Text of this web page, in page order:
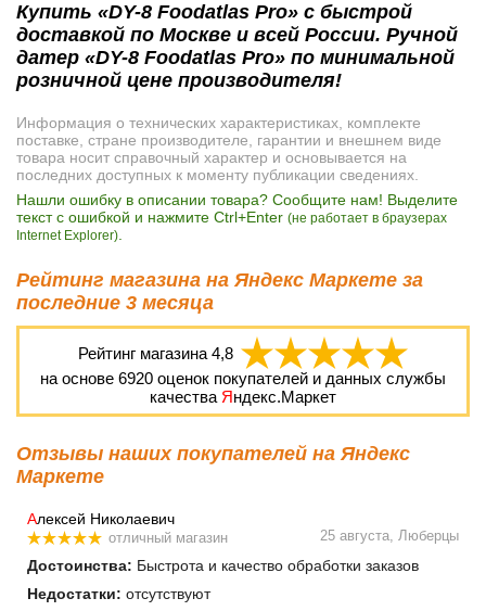
Купить «DY-8 Foodatlas Pro» с быстрой
доставкой по Москве и всей России. Ручной
датер «DY-8 Foodatlas Pro» по минимальной
розничной цене производителя!
Информация о технических характеристиках, комплекте
поставке, стране производителе, гарантии и внешнем виде
товара носит справочный характер и основывается на
последних доступных к моменту публикации сведениях.
Нашли ошибку в описании товара? Сообщите нам! Выделите
текст с ошибкой и нажмите Ctrl+Enter (не работает в браузерах
Internet Explorer).
Рейтинг магазина на Яндекс Маркете за
последние 3 месяца
Рейтинг магазина 4,8
на основе 6920 оценок покупателей и данных службы
качества Яндекс.Маркет
Отзывы наших покупателей на Яндекс
Маркете
Алексей Николаевич
отличный магазин 25 августа, Люберцы
Достоинства: Быстрота и качество обработки заказов
Недостатки: отсутствуют